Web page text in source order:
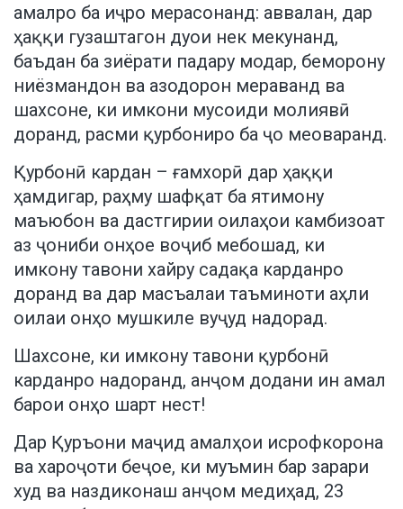
амалро ба иҷро мерасонанд: аввалан, дар
ҳаққи гузаштагон дуои нек мекунанд,
баъдан ба зиёрати падару модар, беморону
ниёзмандон ва азодорон мераванд ва
шахсоне, ки имкони мусоиди молиявӣ
доранд, расми қурбониро ба ҷо меоваранд.
Қурбонӣ кардан – ғамхорӣ дар ҳаққи
ҳамдигар, раҳму шафқат ба ятимону
маъюбон ва дастгирии оилаҳои камбизоат
аз ҷониби онҳое воҷиб мебошад, ки
имкону тавони хайру садақа карданро
доранд ва дар масъалаи таъминоти аҳли
оилаи онҳо мушкиле вуҷуд надорад.
Шахсоне, ки имкону тавони қурбонӣ
карданро надоранд, анҷом додани ин амал
барои онҳо шарт нест!
Дар Қуръони маҷид амалҳои исрофкорона
ва хароҷоти беҷое, ки муъмин бар зарари
худ ва наздиконаш анҷом медиҳад, 23